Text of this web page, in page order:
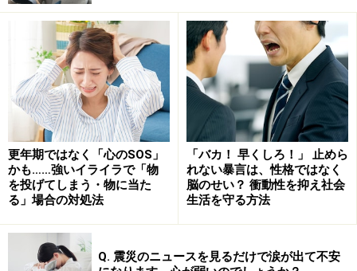
更年期ではなく「心のSOS」
かも……強いイライラで「物
を投げてしまう・物に当た
る」場合の対処法
「バカ！ 早くしろ！」 止めら
れない暴言は、性格ではなく
脳のせい？ 衝動性を抑え社会
生活を守る方法
Q. 震災のニュースを見るだけで涙が出て不安